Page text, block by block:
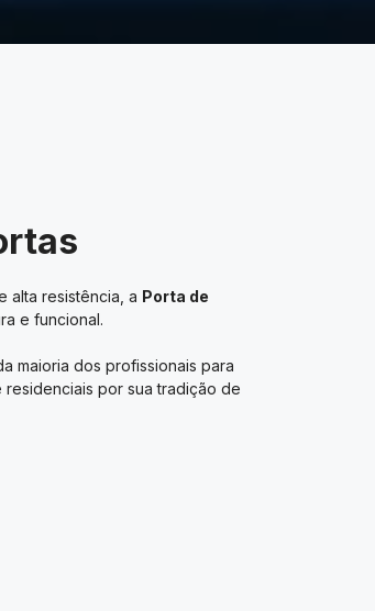
alta resistência, a Porta de
e funcional.
maioria dos profissionais para
por sua tradição de